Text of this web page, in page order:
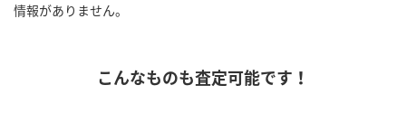
情報がありません。
こんなものも査定可能です！